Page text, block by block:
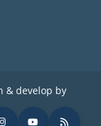
& develop by